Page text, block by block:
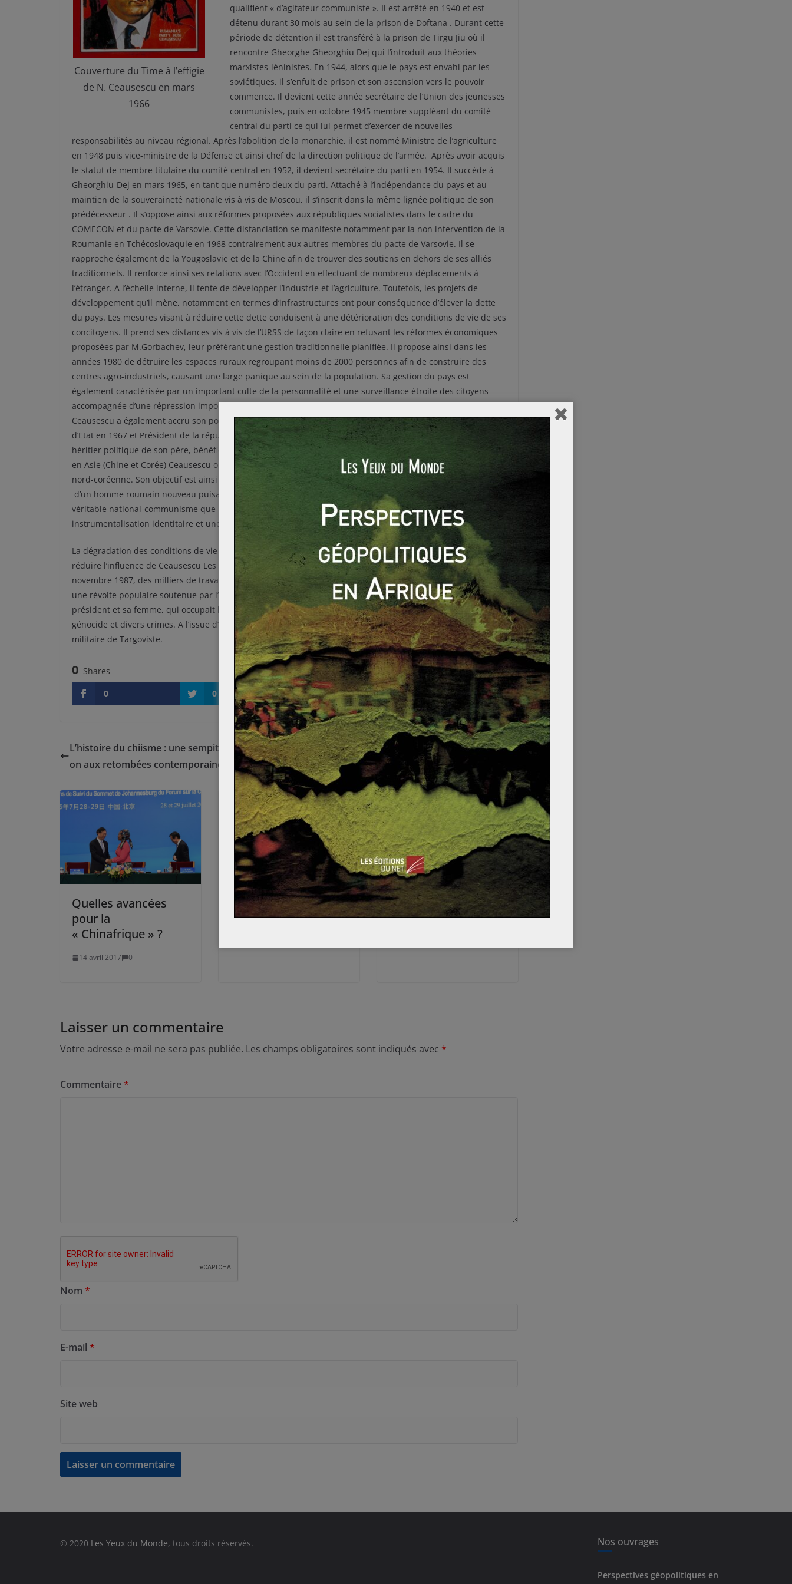
Couverture du Time à l’effigie
de N. Ceausescu en mars
1966
qualifient « d’agitateur communiste ». Il est arrêté en 1940 et est
détenu durant 30 mois au sein de la prison de Doftana . Durant cette
période de détention il est transféré à la prison de Tirgu Jiu où il
rencontre Gheorghe Gheorghiu Dej qui l’introduit aux théories
marxistes-léninistes. En 1944, alors que le pays est envahi par les
soviétiques, il s’enfuit de prison et son ascension vers le pouvoir
commence. Il devient cette année secrétaire de l’Union des jeunesses
communistes, puis en octobre 1945 membre suppléant du comité
central du parti ce qui lui permet d’exercer de nouvelles
responsabilités au niveau régional. Après l’abolition de la monarchie, il est nommé Ministre de l’agriculture
en 1948 puis vice-ministre de la Défense et ainsi chef de la direction politique de l’armée. Après avoir acquis
le statut de membre titulaire du comité central en 1952, il devient secrétaire du parti en 1954. Il succède à
Gheorghiu-Dej en mars 1965, en tant que numéro deux du parti. Attaché à l’indépendance du pays et au
maintien de la souveraineté nationale vis à vis de Moscou, il s’inscrit dans la même lignée politique de son
prédécesseur . Il s’oppose ainsi aux réformes proposées aux républiques socialistes dans le cadre du
COMECON et du pacte de Varsovie. Cette distanciation se manifeste notamment par la non intervention de la
Roumanie en Tchécoslovaquie en 1968 contrairement aux autres membres du pacte de Varsovie. Il se
rapproche également de la Yougoslavie et de la Chine afin de trouver des soutiens en dehors de ses alliés
traditionnels. Il renforce ainsi ses relations avec l’Occident en effectuant de nombreux déplacements à
l’étranger. A l’échelle interne, il tente de développer l’industrie et l’agriculture. Toutefois, les projets de
développement qu’il mène, notamment en termes d’infrastructures ont pour conséquence d’élever la dette
du pays. Les mesures visant à réduire cette dette conduisent à une détérioration des conditions de vie de ses
concitoyens. Il prend ses distances vis à vis de l’URSS de façon claire en refusant les réformes économiques
proposées par M.Gorbachev, leur préférant une gestion traditionnelle planifiée. Il propose ainsi dans les
années 1980 de détruire les espaces ruraux regroupant moins de 2000 personnes afin de construire des
centres agro-industriels, causant une large panique au sein de la population. Sa gestion du pays est
également caractérisée par un important culte de la personnalité et une surveillance étroite des citoyens
accompagnée d’une répression importante des dissidents.
Ceausescu a également accru son pouvoir en s’octroyant de nombreux titres tel que président du Conseil
d’Etat en 1967 et Président de la république en 1974. A cela s’ajoute un népotisme important : son fils Nicu ,
héritier politique de son père, bénéficie de nombreux avantages. A partir des années 1970, après un séjour
en Asie (Chine et Corée) Ceausescu opte pour un durcissement du régime inspiré notamment de la dictature
nord-coréenne. Son objectif est ainsi de mettre en oeuvre une transformation totale passant par la création
d’un homme roumain nouveau puisant ses sources dans le communisme et l’histoire roumaine. C’est un
véritable national-communisme que met en place Ceausescu,appuyé par une relecture de l’histoire, une
instrumentalisation identitaire et une politique démographique nataliste.
La dégradation des conditions de vie de la population et le caractère dictatorial de sa gouvernance, tendent à
réduire l’influence de Ceausescu Les dérives de son pouvoir autoritaire déconnecté du peuple conduisent, en
novembre 1987, des milliers de travailleurs à saccager les locaux du Parti Communiste à Brasov. En 1989,
une révolte populaire soutenue par l’armée met finalement un terme au règne de Ceauescu. L’ancien
président et sa femme, qui occupait le poste de vice première-ministre depuis 1987, sont alors jugés pour
génocide et divers crimes. A l’issue d’un procès rapide le couple est condamné à mort et fusillé dans la base
militaire de Targoviste.
0 Shares
0
0 0 0
L’histoire du chiisme : une sempiternelle répressi
on aux retombées contemporaines
La Libye sera-t-elle la nouvelle Syrie ?
Quelles avancées
pour la
« Chinafrique » ?
14 avril 2017 0
Ces nouveaux
acronymes du XXI°
siècle – partie 5 :
22 août 2013
Qu’est-ce que le
Forum de Davos ?
2 février 2015 0
Laisser un commentaire
Votre adresse e-mail ne sera pas publiée. Les champs obligatoires sont indiqués avec *
Commentaire*
Nom *
E-mail *
Site web
© 2020 Les Yeux du Monde, tous droits réservés. Nos ouvrages
Perspectives géopolitiques en